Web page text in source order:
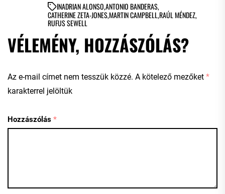
INADRIAN ALONSO,ANTONIO BANDERAS,
CATHERINE ZETA-JONES,MARTIN CAMPBELL,RAÚL MÉNDEZ,
RUFUS SEWELL
VÉLEMÉNY, HOZZÁSZÓLÁS?
Az e-mail címet nem tesszük közzé. A kötelező mezőket *
karakterrel jelöltük
Hozzászólás *